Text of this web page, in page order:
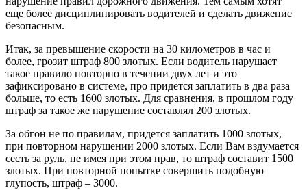
еще более дисциплинировать водителей и сделать движение
безопасным.
Итак, за превышение скорости на 30 километров в час и
более, грозит штраф 800 злотых. Если водитель нарушает
такое правило повторно в течении двух лет и это
зафиксировано в системе, про придется заплатить в два раза
больше, то есть 1600 злотых. Для сравнения, в прошлом году
штраф за такое же нарушение составлял 200 злотых.
За обгон не по правилам, придется заплатить 1000 злотых,
при повторном нарушении 2000 злотых. Если Вам вздумается
сесть за руль, не имея при этом прав, то штраф составит 1500
злотых. При повторной попытке совершить подобную
глупость, штраф – 3000.